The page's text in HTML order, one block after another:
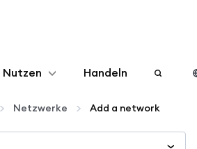
Nutzen Handeln
Netzwerke Add a network